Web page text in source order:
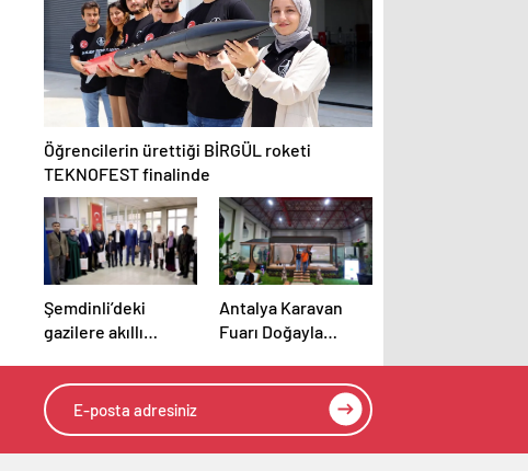
Öğrencilerin ürettiği BİRGÜL roketi
TEKNOFEST finalinde
Şemdinli’deki
gazilere akıllı
Antalya Karavan
Fuarı Doğayla